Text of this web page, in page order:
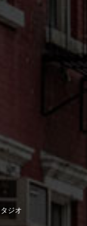
ジオ